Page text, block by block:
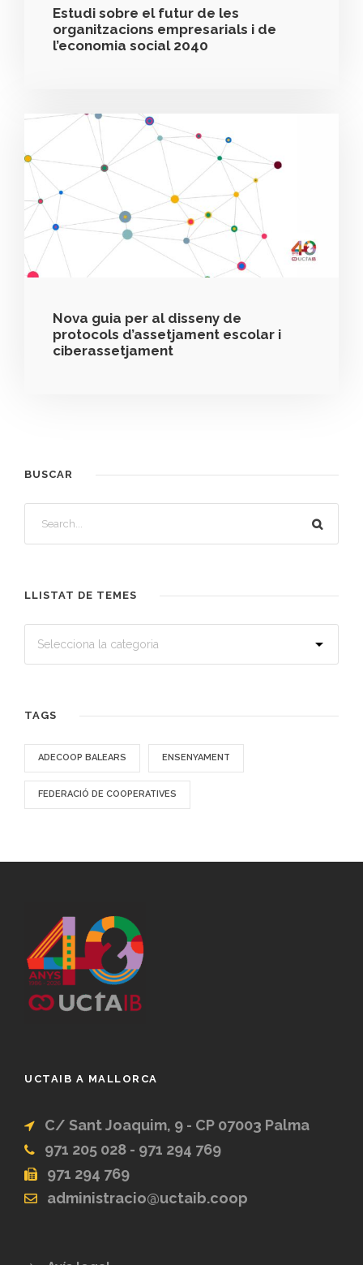
Estudi sobre el futur de les
organitzacions empresarials i de
l’economia social 2040
Nova guia per al disseny de
protocols d’assetjament escolar i
ciberassetjament
BUSCAR
LLISTAT DE TEMES
TAGS
ADECOOP BALEARS ENSENYAMENT
FEDERACIÓ DE COOPERATIVES
UCTAIB A MALLORCA
C/ Sant Joaquim, 9 - CP 07003 Palma
971 205 028 - 971 294 769
971 294 769
administracio@uctaib.coop